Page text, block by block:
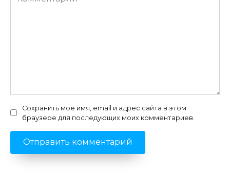
Сохранить моё имя, email и адрес сайта в этом
браузере для последующих моих комментариев.